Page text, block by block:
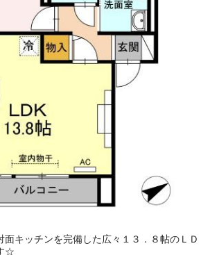
面キッチンを完備した広々１３．８帖のＬＤ
☆